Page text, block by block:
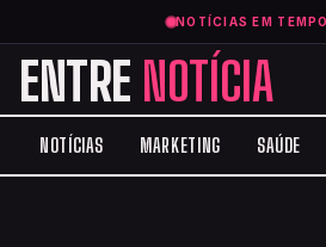
NOTÍCIAS EM
ENTRE NOTÍCIA
NOTÍCIAS MARKETING SAÚDE